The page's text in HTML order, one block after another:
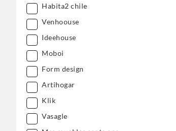
Habita2 chile
Venhoouse
Ideehouse
Moboi
Form design
Artihogar
Klik
Vasagle